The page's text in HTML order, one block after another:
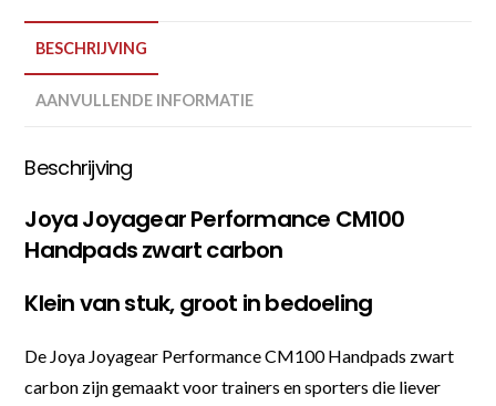
BESCHRIJVING
AANVULLENDE INFORMATIE
Beschrijving
Joya Joyagear Performance CM100
Handpads zwart carbon
Klein van stuk, groot in bedoeling
De Joya Joyagear Performance CM100 Handpads zwart
carbon zijn gemaakt voor trainers en sporters die liever